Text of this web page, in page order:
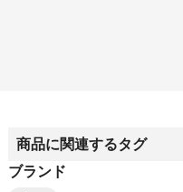
商品に関連するタグ
ブランド